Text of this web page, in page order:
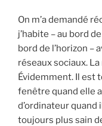
On m’a demandé
j’habite – au bord
bord de l’horizon –
réseaux sociaux.
Évidemment. Il est
fenêtre quand elle
d’ordinateur quand
toujours plus sain